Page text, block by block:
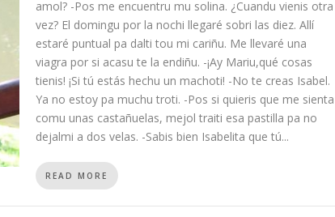
amol? -Pos me encuentru mu solina. ¿Cuandu vienis otra
vez? El domingu por la nochi llegaré sobri las diez. Allí
estaré puntual pa dalti tou mi cariñu. Me llevaré una
viagra por si acasu te la endiñu. -¡Ay Mariu,qué cosas
tienis! ¡Si tú estás hechu un machoti! -No te creas Isabel.
Ya no estoy pa muchu troti. -Pos si quieris que me sienta
comu unas castañuelas, mejol traiti esa pastilla pa no
dejalmi a dos velas. -Sabis bien Isabelita que tú...
READ MORE